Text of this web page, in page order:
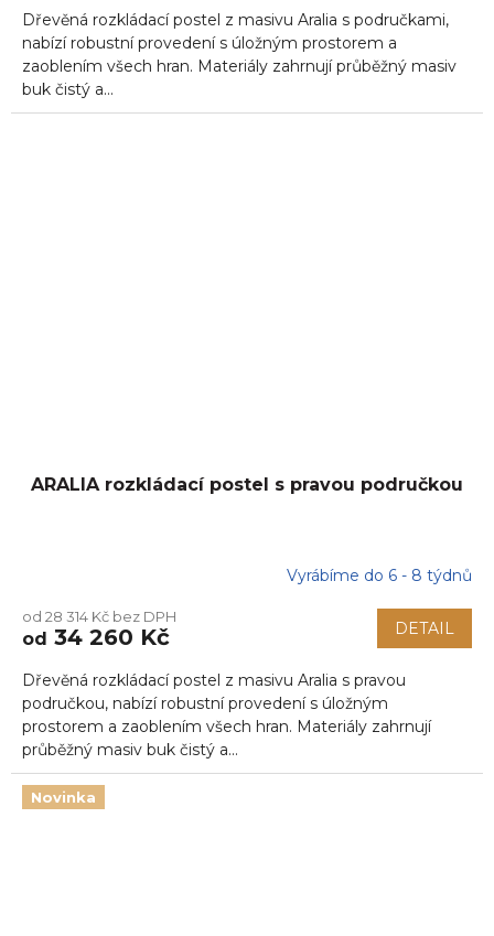
Dřevěná rozkládací postel z masivu Aralia s područkami,
nabízí robustní provedení s úložným prostorem a
zaoblením všech hran. Materiály zahrnují průběžný masiv
buk čistý a...
ARALIA rozkládací postel s pravou područkou
Vyrábíme do 6 - 8 týdnů
od 28 314 Kč bez DPH
od 34 260 Kč DETAIL
Dřevěná rozkládací postel z masivu Aralia s pravou
područkou, nabízí robustní provedení s úložným
prostorem a zaoblením všech hran. Materiály zahrnují
průběžný masiv buk čistý a...
Novinka